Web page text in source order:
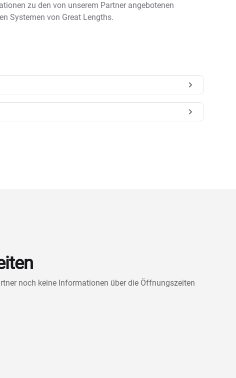
zu den von unserem Partner angebotenen
Systemen von Great Lengths.
noch keine Informationen über die Öffnungszeiten